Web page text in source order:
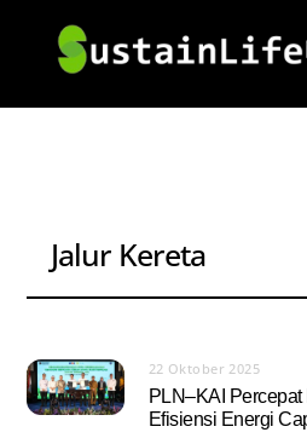
content
Jalur Kereta
22 Oktober 2025
PLN–KAI
Efisiensi Energi